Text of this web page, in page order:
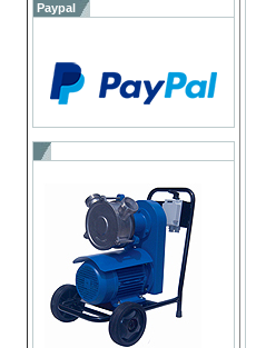
Paypal